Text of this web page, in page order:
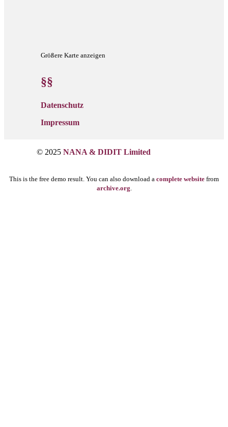
Größere Karte anzeigen
§§
Datenschutz
Impressum
© 2025 NANA & DIDIT Limited
This is the free demo result. You can also download a complete website from
archive.org.